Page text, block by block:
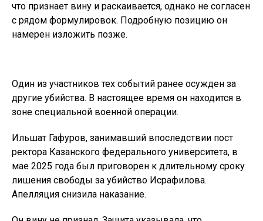
что признает вину и раскаивается, однако не согласен
с рядом формулировок. Подробную позицию он
намерен изложить позже.
Один из участников тех событий ранее осужден за
другие убийства. В настоящее время он находится в
зоне специальной военной операции.
Ильшат Гафуров, занимавший впоследствии пост
ректора Казанского федерального университета, в
мае 2025 года был приговорен к длительному сроку
лишения свободы за убийство Исрафилова.
Апелляция снизила наказание.